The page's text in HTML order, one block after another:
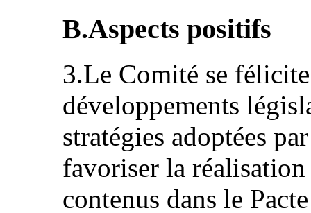
B.Aspects positifs
3.Le Comité se
développements
stratégies adoptées
favoriser la
contenus dans le